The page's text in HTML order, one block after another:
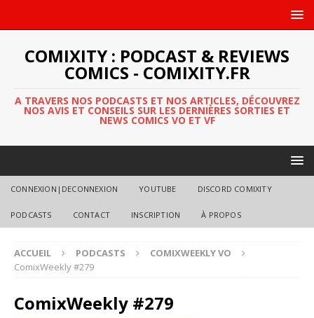
COMIXITY : PODCAST & REVIEWS
COMICS - COMIXITY.FR
A TRAVERS NOS PODCASTS ET NOS ARTICLES, DÉCOUVREZ
NOS AVIS ET CONSEILS SUR LES DERNIÈRES SORTIES ET
NEWS COMICS VO ET VF
CONNEXION|DECONNEXION YOUTUBE DISCORD COMIXITY
PODCASTS CONTACT INSCRIPTION À PROPOS
ACCUEIL PODCASTS
COMIXWEEKLY VO
ComixWeekly #279
ComixWeekly #279